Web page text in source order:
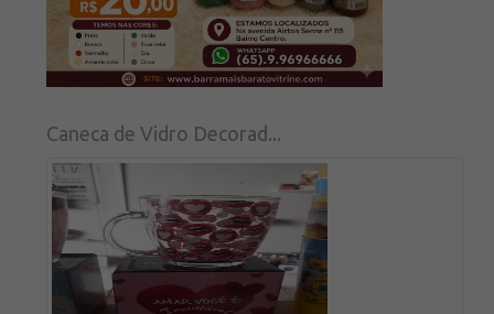
Caneca de Vidro Decorad...